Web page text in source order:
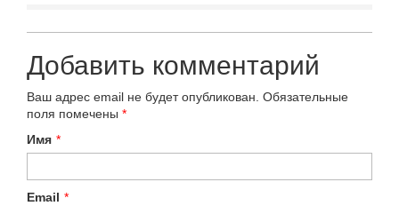
Добавить комментарий
Ваш адрес email не будет опубликован. Обязательные
поля помечены *
Имя *
Email *